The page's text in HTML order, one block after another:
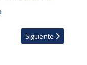
y no baja los brazos
Artículo siguiente:
Siguiente